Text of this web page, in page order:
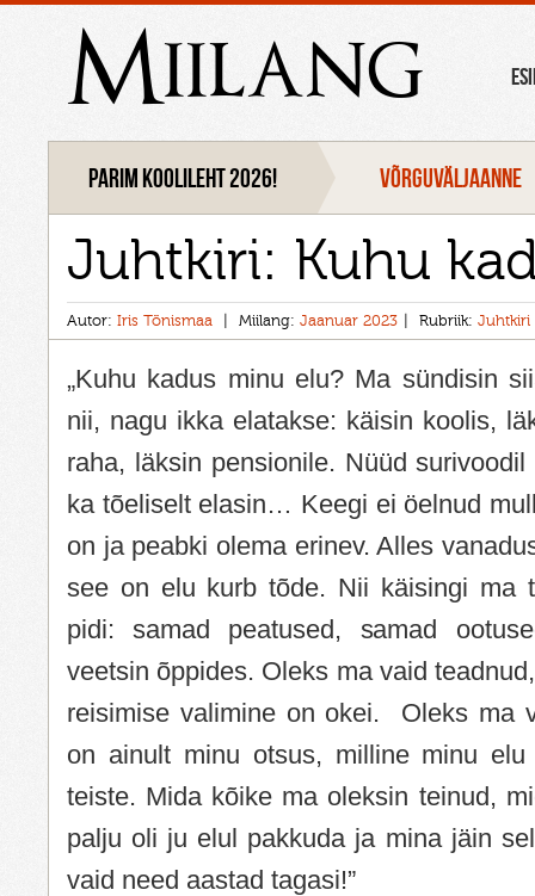
Miilang
Parim koolileht 2026! VÕRGUVÄLJAANNE
Juhtkiri: Kuhu
Autor: Iris Tõnismaa Miilang: Jaanuar 2023 Rubriik: Juhtkiri
„Kuhu kadus minu elu? Ma sündisin
nii, nagu ikka elatakse: käisin koolis,
raha, läksin pensionile. Nüüd
ka tõeliselt elasin… Keegi ei öelnud
on ja peabki olema erinev. Alles
see on elu kurb tõde. Nii käisingi ma
pidi: samad peatused, samad
veetsin õppides. Oleks ma vaid
reisimise valimine on okei. Oleks ma
on ainult minu otsus, milline minu
teiste. Mida kõike ma oleksin teinud,
palju oli ju elul pakkuda ja mina jäin
vaid need aastad tagasi!”